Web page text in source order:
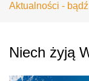
Aktualności -
Niech żyją